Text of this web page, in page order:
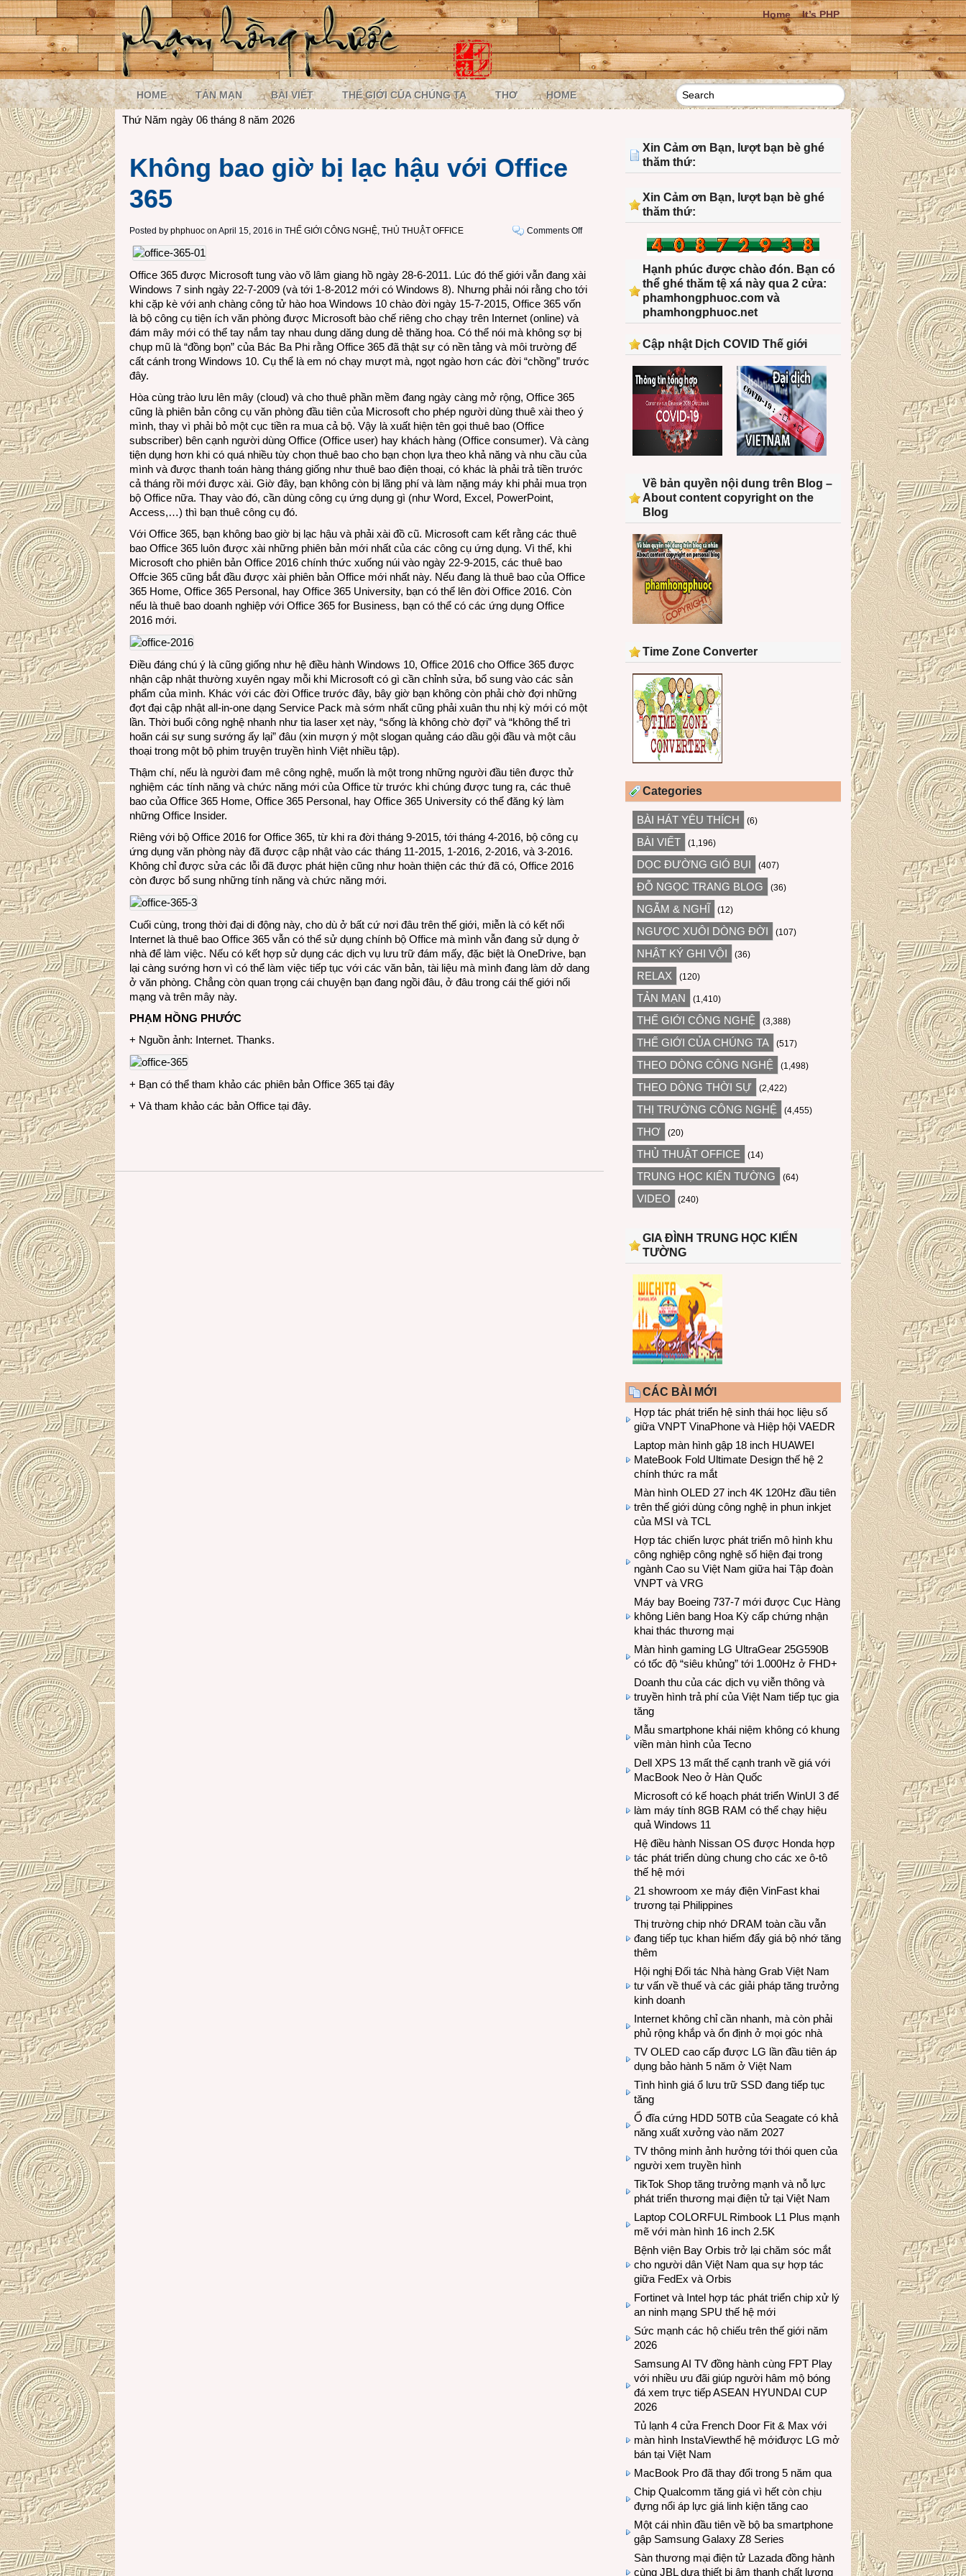
Home It’s PHP
HOME TẢN MẠN BÀI VIẾT THẾ GIỚI CỦA CHÚNG TA THƠ HOME
Thứ Năm ngày 06 tháng 8 năm 2026
Không bao giờ bị lạc hậu với Office
365
Posted by phphuoc on April 15, 2016 in THẾ GIỚI CÔNG NGHỆ, THỦ THUẬT OFFICE Comments Offon
giờ
bị
365
Office 365 được Microsoft tung vào võ lâm giang hồ ngày 28-6-2011. Lúc đó thế giới vẫn đang xài
Windows 7 sinh ngày 22-7-2009 (và tới 1-8-2012 mới có Windows 8). Nhưng phải nói rằng cho tới
khi cặp kè với anh chàng công tử hào hoa Windows 10 chào đời ngày 15-7-2015, Office 365 vốn
là bộ công cụ tiện ích văn phòng được Microsoft bào chế riêng cho chạy trên Internet (online) và
đám mây mới có thể tay nắm tay nhau dung dăng dung dẻ thăng hoa. Có thể nói mà không sợ bị
chụp mũ là “đồng bọn” của Bác Ba Phi rằng Office 365 đã thật sự có nền tảng và môi trường để
cất cánh trong Windows 10. Cụ thể là em nó chạy mượt mà, ngọt ngào hơn các đời “chồng” trước
đây.
Hòa cùng trào lưu lên mây (cloud) và cho thuê phần mềm đang ngày càng mở rộng, Office 365
cũng là phiên bản công cụ văn phòng đầu tiên của Microsoft cho phép người dùng thuê xài theo ý
mình, thay vì phải bỏ một cục tiền ra mua cả bộ. Vậy là xuất hiện tên gọi thuê bao (Office
subscriber) bên cạnh người dùng Office (Office user) hay khách hàng (Office consumer). Và càng
tiện dụng hơn khi có quá nhiều tùy chọn thuê bao cho bạn chọn lựa theo khả năng và nhu cầu của
mình và được thanh toán hàng tháng giống như thuê bao điện thoại, có khác là phải trả tiền trước
cả tháng rồi mới được xài. Giờ đây, bạn không còn bị lãng phí và làm nặng máy khi phải mua trọn
bộ Office nữa. Thay vào đó, cần dùng công cụ ứng dụng gì (như Word, Excel, PowerPoint,
Access,…) thì bạn thuê công cụ đó.
Với Office 365, bạn không bao giờ bị lạc hậu và phải xài đồ cũ. Microsoft cam kết rằng các thuê
bao Office 365 luôn được xài những phiên bản mới nhất của các công cụ ứng dụng. Vì thế, khi
Microsoft cho phiên bản Office 2016 chính thức xuống núi vào ngày 22-9-2015, các thuê bao
Offcie 365 cũng bắt đầu được xài phiên bản Office mới nhất này. Nếu đang là thuê bao của Office
365 Home, Office 365 Personal, hay Office 365 University, bạn có thể lên đời Office 2016. Còn
nếu là thuê bao doanh nghiệp với Office 365 for Business, bạn có thể có các ứng dụng Office
2016 mới.
Điều đáng chú ý là cũng giống như hệ điều hành Windows 10, Office 2016 cho Office 365 được
nhận cập nhật thường xuyên ngay mỗi khi Microsoft có gì cần chỉnh sửa, bổ sung vào các sản
phẩm của mình. Khác với các đời Office trước đây, bây giờ bạn không còn phải chờ đợi những
đợt đại cập nhật all-in-one dạng Service Pack mà sớm nhất cũng phải xuân thu nhị kỳ mới có một
lần. Thời buổi công nghệ nhanh như tia laser xẹt này, “sống là không chờ đợi” và “không thể trì
hoãn cái sự sung sướng ấy lại” đâu (xin mượn ý một slogan quảng cáo dầu gội đầu và một câu
thoại trong một bộ phim truyện truyền hình Việt nhiều tập).
Thậm chí, nếu là người đam mê công nghệ, muốn là một trong những người đầu tiên được thử
nghiệm các tính năng và chức năng mới của Office từ trước khi chúng được tung ra, các thuê
bao của Office 365 Home, Office 365 Personal, hay Office 365 University có thể đăng ký làm
những Office Insider.
Riêng với bộ Office 2016 for Office 365, từ khi ra đời tháng 9-2015, tới tháng 4-2016, bộ công cụ
ứng dụng văn phòng này đã được cập nhật vào các tháng 11-2015, 1-2016, 2-2016, và 3-2016.
Không chỉ được sửa các lỗi đã được phát hiện cũng như hoàn thiện các thứ đã có, Office 2016
còn được bổ sung những tính năng và chức năng mới.
Cuối cùng, trong thời đại di động này, cho dù ở bất cứ nơi đâu trên thế giới, miễn là có kết nối
Internet là thuê bao Office 365 vẫn có thể sử dụng chính bộ Office mà mình vẫn đang sử dụng ở
nhà để làm việc. Nếu có kết hợp sử dụng các dịch vụ lưu trữ đám mấy, đặc biệt là OneDrive, bạn
lại càng sướng hơn vì có thể làm việc tiếp tục với các văn bản, tài liệu mà mình đang làm dở dang
ở văn phòng. Chẳng còn quan trọng cái chuyện bạn đang ngồi đâu, ở đâu trong cái thế giới nối
mạng và trên mây này.
PHẠM HỒNG PHƯỚC
+ Nguồn ảnh: Internet. Thanks.
+ Bạn có thể tham khảo các phiên bản Office 365 tại đây
+ Và tham khảo các bản Office tại đây.
Xin Cảm ơn Bạn, lượt bạn bè ghé
thăm thứ:
Xin Cảm ơn Bạn, lượt bạn bè ghé
thăm thứ:
Hạnh phúc được chào đón. Bạn có
thể ghé thăm tệ xá này qua 2 cửa:
phamhongphuoc.com và
phamhongphuoc.net
Cập nhật Dịch COVID Thế giới
Về bản quyền nội dung trên Blog –
About content copyright on the
Blog
Time Zone Converter
Categories
BÀI HÁT YÊU THÍCH (6)
BÀI VIẾT (1,196)
DỌC ĐƯỜNG GIÓ BỤI (407)
ĐỖ NGỌC TRANG BLOG (36)
NGẪM & NGHĨ (12)
NGƯỢC XUÔI DÒNG ĐỜI (107)
NHẬT KÝ GHI VỘI (36)
RELAX (120)
TẢN MẠN (1,410)
THẾ GIỚI CÔNG NGHỆ (3,388)
THẾ GIỚI CỦA CHÚNG TA (517)
THEO DÒNG CÔNG NGHỆ (1,498)
THEO DÒNG THỜI SỰ (2,422)
THỊ TRƯỜNG CÔNG NGHỆ (4,455)
THƠ (20)
THỦ THUẬT OFFICE (14)
TRUNG HỌC KIẾN TƯỜNG (64)
VIDEO (240)
GIA ĐÌNH TRUNG HỌC KIẾN
TƯỜNG
CÁC BÀI MỚI
Hợp tác phát triển hệ sinh thái học liệu số
giữa VNPT VinaPhone và Hiệp hội VAEDR
Laptop màn hình gập 18 inch HUAWEI
MateBook Fold Ultimate Design thế hệ 2
chính thức ra mắt
Màn hình OLED 27 inch 4K 120Hz đầu tiên
trên thế giới dùng công nghệ in phun inkjet
của MSI và TCL
Hợp tác chiến lược phát triển mô hình khu
công nghiệp công nghệ số hiện đại trong
ngành Cao su Việt Nam giữa hai Tập đoàn
VNPT và VRG
Máy bay Boeing 737-7 mới được Cục Hàng
không Liên bang Hoa Kỳ cấp chứng nhận
khai thác thương mại
Màn hình gaming LG UltraGear 25G590B
có tốc độ “siêu khủng” tới 1.000Hz ở FHD+
Doanh thu của các dịch vụ viễn thông và
truyền hình trả phí của Việt Nam tiếp tục gia
tăng
Mẫu smartphone khái niệm không có khung
viền màn hình của Tecno
Dell XPS 13 mất thế cạnh tranh về giá với
MacBook Neo ở Hàn Quốc
Microsoft có kế hoạch phát triển WinUI 3 để
làm máy tính 8GB RAM có thể chạy hiệu
quả Windows 11
Hệ điều hành Nissan OS được Honda hợp
tác phát triển dùng chung cho các xe ô-tô
thế hệ mới
21 showroom xe máy điện VinFast khai
trương tại Philippines
Thị trường chip nhớ DRAM toàn cầu vẫn
đang tiếp tục khan hiếm đẩy giá bộ nhớ tăng
thêm
Hội nghị Đối tác Nhà hàng Grab Việt Nam
tư vấn về thuế và các giải pháp tăng trưởng
kinh doanh
Internet không chỉ cần nhanh, mà còn phải
phủ rộng khắp và ổn định ở mọi góc nhà
TV OLED cao cấp được LG lần đầu tiên áp
dụng bảo hành 5 năm ở Việt Nam
Tình hình giá ổ lưu trữ SSD đang tiếp tục
tăng
Ổ đĩa cứng HDD 50TB của Seagate có khả
năng xuất xưởng vào năm 2027
TV thông minh ảnh hưởng tới thói quen của
người xem truyền hình
TikTok Shop tăng trưởng mạnh và nỗ lực
phát triển thương mại điện tử tại Việt Nam
Laptop COLORFUL Rimbook L1 Plus mạnh
mẽ với màn hình 16 inch 2.5K
Bệnh viện Bay Orbis trở lại chăm sóc mắt
cho người dân Việt Nam qua sự hợp tác
giữa FedEx và Orbis
Fortinet và Intel hợp tác phát triển chip xử lý
an ninh mạng SPU thế hệ mới
Sức mạnh các hộ chiếu trên thế giới năm
2026
Samsung AI TV đồng hành cùng FPT Play
với nhiều ưu đãi giúp người hâm mộ bóng
đá xem trực tiếp ASEAN HYUNDAI CUP
2026
Tủ lạnh 4 cửa French Door Fit & Max với
màn hình InstaViewthế hệ mớiđược LG mở
bán tại Việt Nam
MacBook Pro đã thay đổi trong 5 năm qua
Chip Qualcomm tăng giá vì hết còn chịu
đựng nổi áp lực giá linh kiện tăng cao
Một cái nhìn đầu tiên về bộ ba smartphone
gập Samsung Galaxy Z8 Series
Sàn thương mại điện tử Lazada đồng hành
cùng JBL dưa thiết bị âm thanh chất lượng